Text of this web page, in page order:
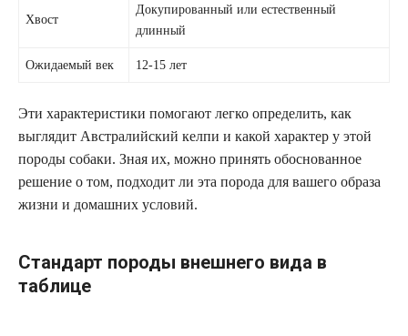
Хвост
Докупированный или естественный
длинный
Ожидаемый век 12-15 лет
Эти характеристики помогают легко определить, как
выглядит Австралийский келпи и какой характер у этой
породы собаки. Зная их, можно принять обоснованное
решение о том, подходит ли эта порода для вашего образа
жизни и домашних условий.
Стандарт породы внешнего вида в
таблице